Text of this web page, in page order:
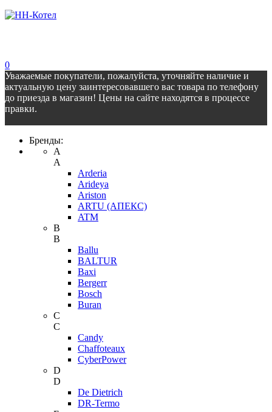
0
Уважаемые покупатели, пожалуйста, уточняйте наличие и
актуальную цену заинтересовавшего вас товара по телефону
до приезда в магазин! Цены на сайте находятся в процессе
правки.
Бренды:
A
A
Arderia
Arideya
Ariston
ARTU (АПЕКС)
ATM
B
B
Ballu
BALTUR
Baxi
Bergerr
Bosch
Buran
C
C
Candy
Chaffoteaux
CyberPower
D
D
De Dietrich
DR-Termo